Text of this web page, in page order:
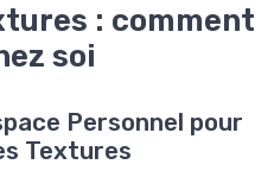
: comment
soi
Personnel pour
Textures